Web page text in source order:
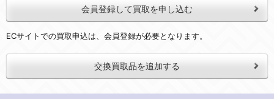
会員登録して買取を申し込む
ECサイトでの買取申込は、会員登録が必要となります。
交換買取品を追加する